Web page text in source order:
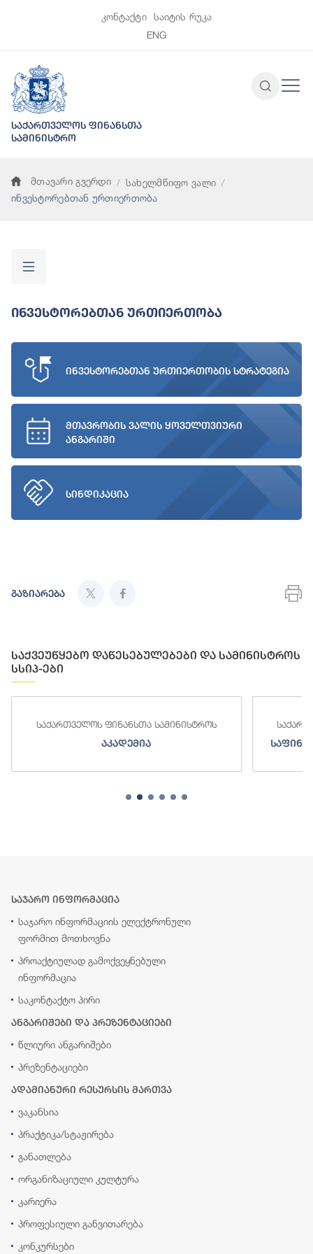
კონტაქტი
საიტის რუკა
ENG
საქართველოს ფინანსთა
სამინისტრო
მთავარი გვერდი
სახელმწიფო ვალი
ინვესტორებთან ურთიერთობა
Ინვესტორებთან Ურთიერთობა
ინვესტორებთან ურთიერთობის სტრატეგია
მთავრობის ვალის ყოველთვიური
ანგარიში
სინდიკაცია
გაზიარება
საქვეუწყებო დაწესებულებები და სამინისტროს
სსიპ-ები
საქართველოს ფინანსთა სამინისტროს
აკადემია
საჯარო ინფორმაცია
საჯარო ინფორმაციის ელექტრონული
ფორმით მოთხოვნა
პროაქტიულად გამოქვეყნებული
ინფორმაცია
საკონტაქტო პირი
ანგარიშები და პრეზენტაციები
წლიური ანგარიშები
პრეზენტაციები
ადამიანური რესურსის მართვა
ვაკანსია
პრაქტიკა/სტაჟირება
განათლება
ორგანიზაციული კულტურა
კარიერა
პროფესიული განვითარება
კონკურსები